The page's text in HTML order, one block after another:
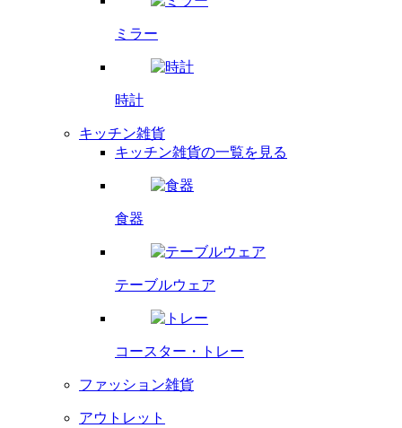
ミラー
時計
キッチン雑貨
キッチン雑貨の一覧を見る
食器
テーブルウェア
コースター・ トレー
ファッション雑貨
アウトレット